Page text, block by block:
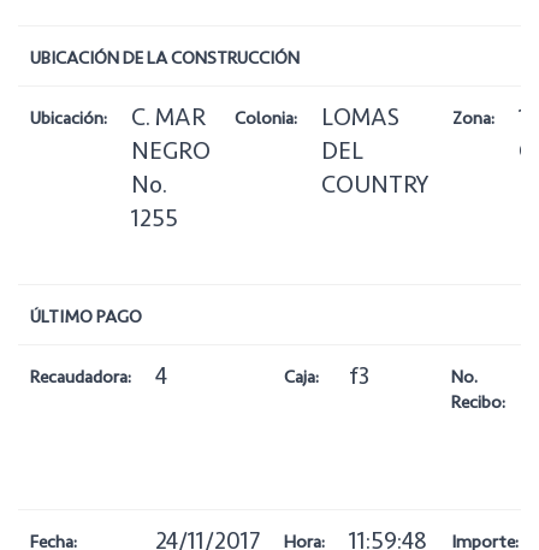
UBICACIÓN DE LA CONSTRUCCIÓN
Ubicación:
C. MAR
NEGRO
No.
1255
Colonia:
LOMAS
DEL
COUNTRY
Zona:
1
ÚLTIMO PAGO
Recaudadora: 4 Caja: f3
No.
Recibo:
Fecha: 24/11/2017 Hora: 11:59:48 Importe: